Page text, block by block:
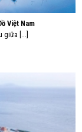
Việt Nam
giữa [...]